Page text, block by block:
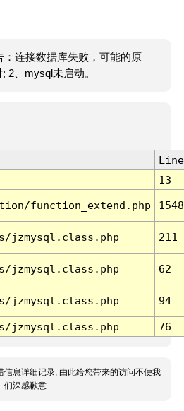
：连接数据库失败，可能的原
2、mysql未启动。
Line
13
function_extend.php 1548
jzmysql.class.php 211
jzmysql.class.php 62
jzmysql.class.php 94
jzmysql.class.php 76
信息详细记录, 由此给您带来的访问不便我
们深感歉意.